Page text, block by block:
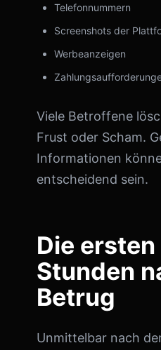
Telefonnummern
Screenshots der
Werbeanzeigen
Viele Betroffene
Frust oder Scham.
Informationen
entscheidend sein.
Die ersten
Stunden
Betrug
Unmittelbar nach